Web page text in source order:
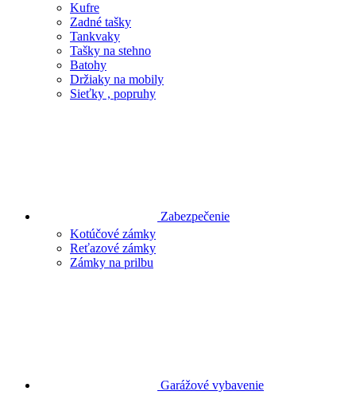
Kufre
Zadné tašky
Tankvaky
Tašky na stehno
Batohy
Držiaky na mobily
Sieťky , popruhy
Zabezpečenie
Kotúčové zámky
Reťazové zámky
Zámky na prilbu
Garážové vybavenie